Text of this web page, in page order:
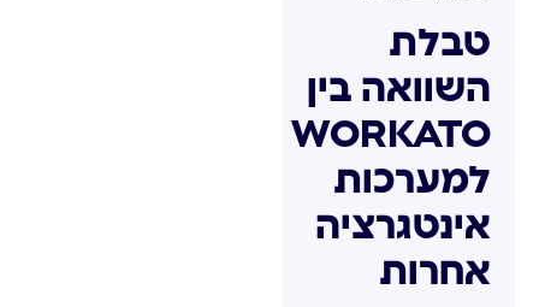
טבלת
השוואה בין
WORKATO
למערכות
אינטגרציה
אחרות